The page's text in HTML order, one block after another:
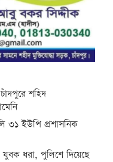
শহিদ
৩১ ইউপি প্রশাসনিক
ধরা, পুলিশে দিয়েছে